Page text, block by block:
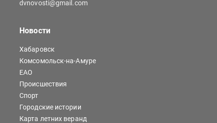
dvnovosti@gmail.com
Новости
Хабаровск
Комсомольск-на-Амуре
ЕАО
Происшествия
Спорт
Городские истории
Карта летних веранд